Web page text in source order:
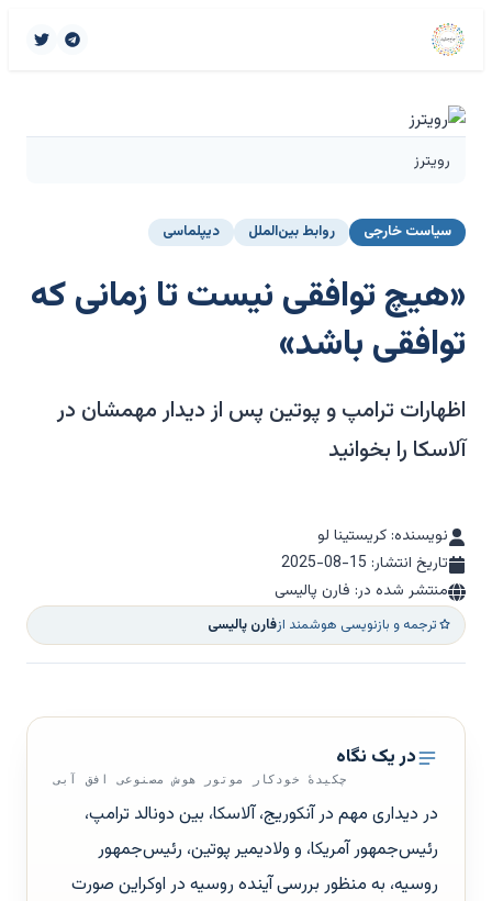
رویترز
سیاست خارجی روابط بین‌الملل دیپلماسی
«هیچ توافقی نیست تا زمانی که
توافقی باشد»
اظهارات ترامپ و پوتین پس از دیدار مهمشان در
آلاسکا را بخوانید
نویسنده: کریستینا لو
تاریخ انتشار: 2025-08-15
منتشر شده در: فارن پالیسی
ترجمه و بازنویسی هوشمند ازفارن پالیسی
در یک نگاه
چکیدهٔ خودکار موتور هوش مصنوعی افق آبی
در دیداری مهم در آنکوریج، آلاسکا، بین دونالد ترامپ،
رئیس‌جمهور آمریکا، و ولادیمیر پوتین، رئیس‌جمهور
روسیه، به منظور بررسی آینده روسیه در اوکراین صورت